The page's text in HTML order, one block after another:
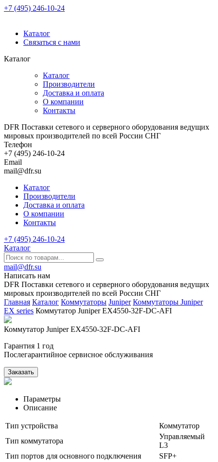
+7 (495) 246-10-24
Каталог
Связаться с нами
Каталог
Каталог
Производители
Доставка и оплата
О компании
Контакты
DFR Поставки сетевого и серверного оборудования ведущих
мировых производителей по всей России СНГ
Телефон
+7 (495) 246-10-24
Email
mail@dfr.su
Каталог
Производители
Доставка и оплата
О компании
Контакты
+7 (495) 246-10-24
Каталог
mail@dfr.su
Написать нам
DFR Поставки сетевого и серверного оборудования ведущих
мировых производителей по всей России СНГ
Главная Каталог Коммутаторы Juniper Коммутаторы Juniper
EX series Коммутатор Juniper EX4550-32F-DC-AFI
Коммутатор Juniper EX4550-32F-DC-AFI
Гарантия 1 год
Послегарантийное сервисное обслуживания
Заказать
Параметры
Описание
Тип устройства
Коммутатор
Тип коммутатора
Управляемый
L3
Тип портов для основного подключения
SFP+